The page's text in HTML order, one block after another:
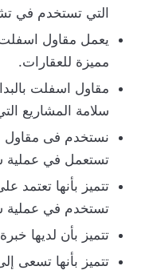
التي تستخدم في
يعمل مقاول
مميزة للعقارات.
مقاول اسفلت
سلامة المشاريع
نستخدم فى مقاول
تستعمل في عملية
تتميز بأنها تعتمد
تستخدم في عملية
تتميز بأن لديها
تتميز بأنها تسعى